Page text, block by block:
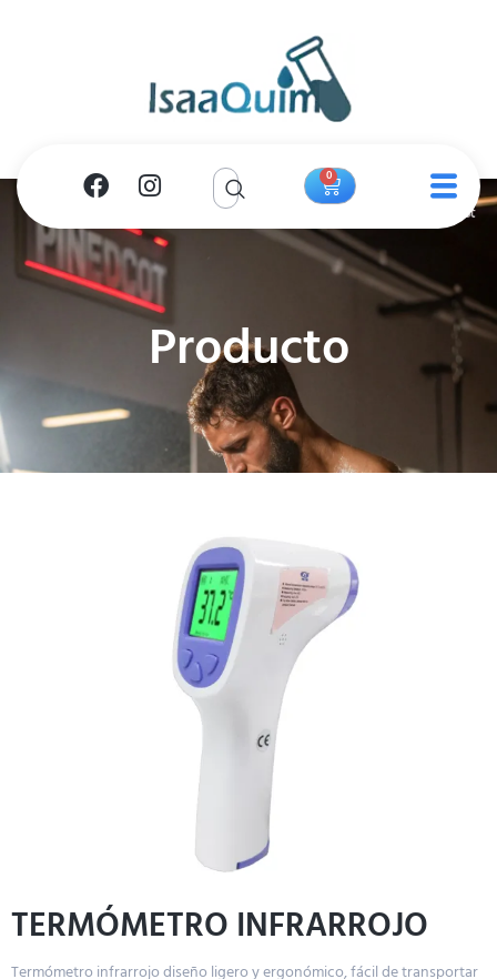
0
Producto
TERMÓMETRO INFRARROJO
Termómetro infrarrojo diseño ligero y ergonómico, fácil de transportar